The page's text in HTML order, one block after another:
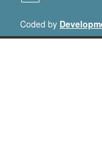
Coded by